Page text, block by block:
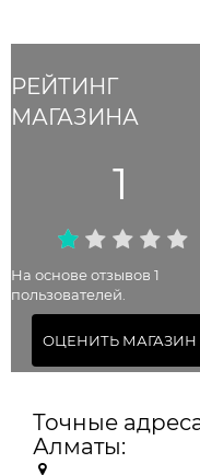
РЕЙТИНГ
МАГАЗИНА
1
На основе отзывов 1
пользователей.
ОЦЕНИТЬ МАГАЗИН
Точные
Алматы: